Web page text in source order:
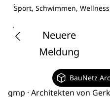
Sport, Schwimmen, Wellness
Neuere
Meldung
BauNetz
gmp · Architekten von